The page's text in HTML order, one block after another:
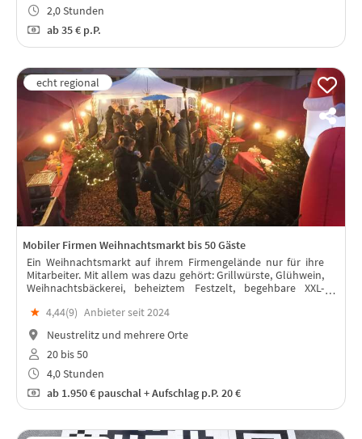
2,0 Stunden
ab35 € p.P.
Mobiler Firmen Weihnachtsmarkt bis 50 Gäste
Ein Weihnachtsmarkt auf ihrem Firmengelände nur für ihre
Mitarbeiter. Mit allem was dazu gehört: Grillwürste, Glühwein,
Weihnachtsbäckerei, beheiztem Festzelt, begehbare XXL-
★ 4,44(9) Anbieter seit 2024
Neustrelitz und mehrere Orte
20 bis 50
4,0 Stunden
ab1.950 € pauschal + Aufschlag p.P. 20 €